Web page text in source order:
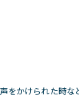
をかけられた時な